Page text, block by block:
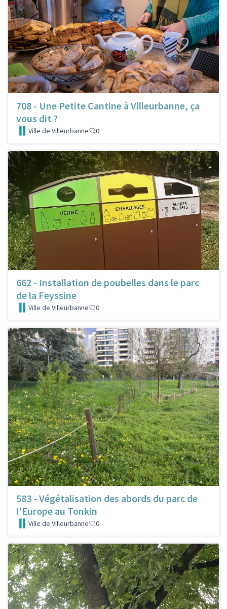
708 - Une Petite Cantine à Villeurbanne, ça
vous dit ?
Ville de Villeurbanne 0
662 - Installation de poubelles dans le parc
de la Feyssine
Ville de Villeurbanne 0
583 - Végétalisation des abords du parc de
l'Europe au Tonkin
Ville de Villeurbanne 0